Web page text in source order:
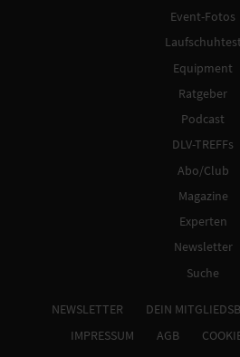
Event-Fotos
Laufschuhtest
Equipment
Ratgeber
Podcast
DLV-TREFFs
Abo/Club
Magazine
Experten
Newsletter
Suche
NEWSLETTER DEIN
IMPRESSUM
AGB